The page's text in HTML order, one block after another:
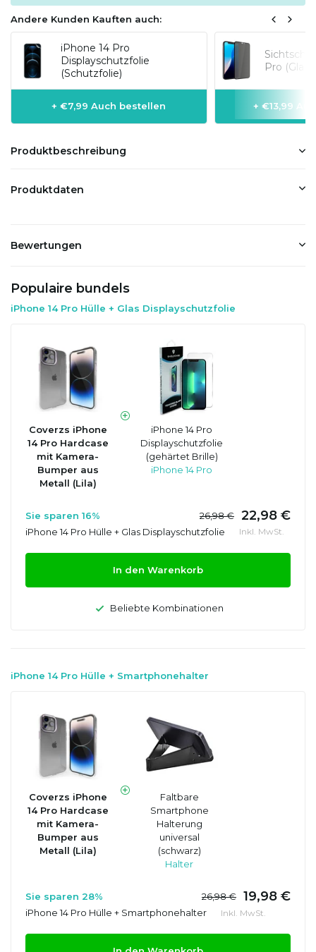
Andere Kunden Kauften auch:
iPhone 14 Pro
Displayschutzfolie
(Schutzfolie)
+ €7,99 Auch bestellen
Pro (Glas)
+ €13,99
Produktbeschreibung
Produktdaten
Bewertungen
Populaire bundels
iPhone 14 Pro Hülle + Glas Displayschutzfolie
Coverzs iPhone
14 Pro Hardcase
mit Kamera-
Bumper aus
Metall (Lila)
iPhone 14 Pro
Displayschutzfolie
(gehärtet Brille)
iPhone 14 Pro
Sie sparen 16% 26,98 € 22,98 €
iPhone 14 Pro Hülle + Glas Displayschutzfolie Inkl. MwSt.
In den Warenkorb
Beliebte Kombinationen
iPhone 14 Pro Hülle + Smartphonehalter
Coverzs iPhone
14 Pro Hardcase
mit Kamera-
Bumper aus
Metall (Lila)
Faltbare
Smartphone
Halterung
universal
(schwarz)
Halter
Sie sparen 28% 26,98 € 19,98 €
iPhone 14 Pro Hülle + Smartphonehalter Inkl. MwSt.